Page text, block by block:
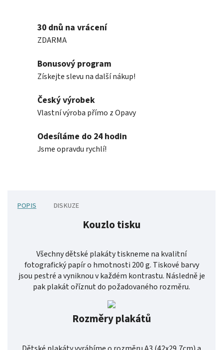
30 dnů na vrácení
ZDARMA
Bonusový program
Získejte slevu na další nákup!
Český výrobek
Vlastní výroba přímo z Opavy
Odesíláme do 24 hodin
Jsme opravdu rychlí!
POPIS DISKUZE
Kouzlo tisku
Všechny dětské plakáty tiskneme na kvalitní
fotografický papír o hmotnosti 200 g. Tiskové barvy
jsou pestré a vyniknou v každém kontrastu. Následně je
pak plakát oříznut do požadovaného rozměru.
Rozměry plakátů